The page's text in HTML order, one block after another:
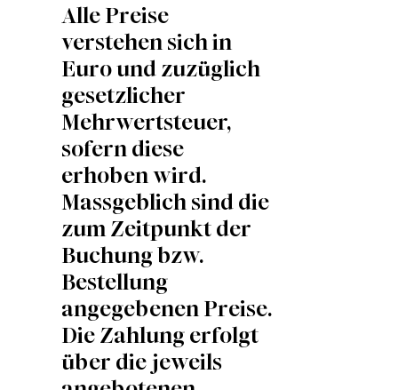
Alle Preise
verstehen sich in
Euro und zuzüglich
gesetzlicher
Mehrwertsteuer,
sofern diese
erhoben wird.
Massgeblich sind die
zum Zeitpunkt der
Buchung bzw.
Bestellung
angegebenen Preise.
Die Zahlung erfolgt
über die jeweils